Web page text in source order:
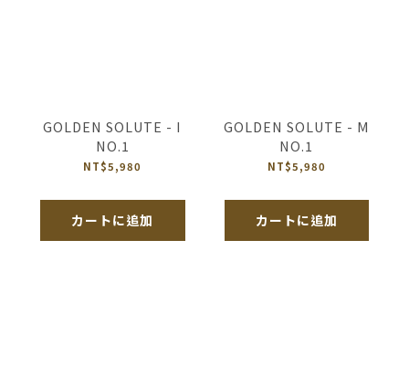
GOLDEN SOLUTE - I
NO.1
NT$5,980
カートに追加
GOLDEN SOLUTE - M
NO.1
NT$5,980
カートに追加